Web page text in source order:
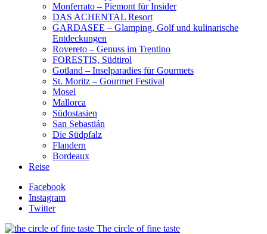
Monferrato – Piemont für Insider
DAS ACHENTAL Resort
GARDASEE – Glamping, Golf und kulinarische
Entdeckungen
Rovereto – Genuss im Trentino
FORESTIS, Südtirol
Gotland – Inselparadies für Gourmets
St. Moritz – Gourmet Festival
Mosel
Mallorca
Südostasien
San Sebastián
Die Südpfalz
Flandern
Bordeaux
Reise
Facebook
Instagram
Twitter
The circle of fine taste